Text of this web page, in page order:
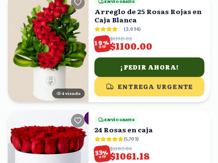
5 viendo
ENVÍO GRATIS
Arreglo de 25 Rosas Rojas en
Caja Blanca
(2,034)
19%
OFF
$1358.02
$1100.00
¡PEDIR AHORA!
ENTREGA URGENTE
ENVÍO GRATIS
24 Rosas en caja
(5,703)
33%
OFF
$1583.85
$1061.18